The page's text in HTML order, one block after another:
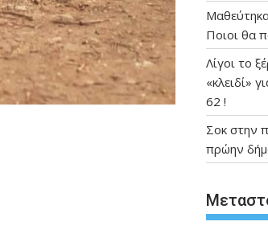
Ποιοι θα
Λίγοι το
«κλειδί»
62 !
Σοκ στην
πρώην